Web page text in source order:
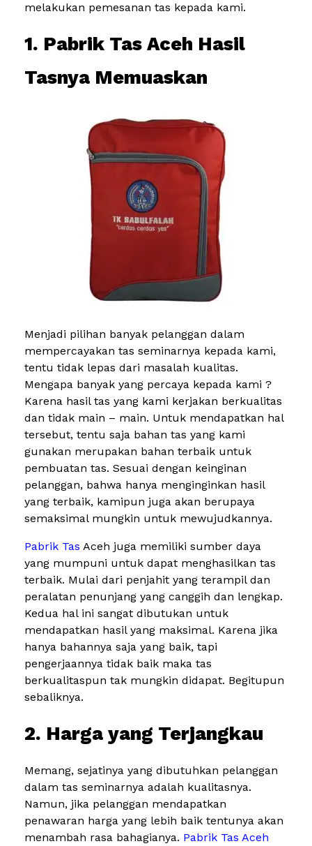
melakukan pemesanan tas kepada kami.
1. Pabrik Tas Aceh Hasil
Tasnya Memuaskan
Menjadi pilihan banyak pelanggan dalam
mempercayakan tas seminarnya kepada kami,
tentu tidak lepas dari masalah kualitas.
Mengapa banyak yang percaya kepada kami ?
Karena hasil tas yang kami kerjakan berkualitas
dan tidak main – main. Untuk mendapatkan hal
tersebut, tentu saja bahan tas yang kami
gunakan merupakan bahan terbaik untuk
pembuatan tas. Sesuai dengan keinginan
pelanggan, bahwa hanya menginginkan hasil
yang terbaik, kamipun juga akan berupaya
semaksimal mungkin untuk mewujudkannya.
Pabrik Tas Aceh juga memiliki sumber daya
yang mumpuni untuk dapat menghasilkan tas
terbaik. Mulai dari penjahit yang terampil dan
peralatan penunjang yang canggih dan lengkap.
Kedua hal ini sangat dibutukan untuk
mendapatkan hasil yang maksimal. Karena jika
hanya bahannya saja yang baik, tapi
pengerjaannya tidak baik maka tas
berkualitaspun tak mungkin didapat. Begitupun
sebaliknya.
2. Harga yang Terjangkau
Memang, sejatinya yang dibutuhkan pelanggan
dalam tas seminarnya adalah kualitasnya.
Namun, jika pelanggan mendapatkan
penawaran harga yang lebih baik tentunya akan
menambah rasa bahagianya. Pabrik Tas Aceh